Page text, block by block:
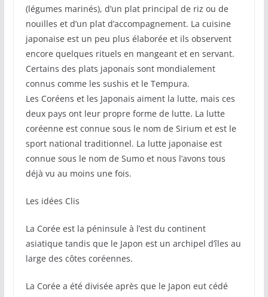
(légumes marinés), d’un plat principal de riz ou de
nouilles et d’un plat d’accompagnement. La cuisine
japonaise est un peu plus élaborée et ils observent
encore quelques rituels en mangeant et en servant.
Certains des plats japonais sont mondialement
connus comme les sushis et le Tempura.
Les Coréens et les Japonais aiment la lutte, mais ces
deux pays ont leur propre forme de lutte. La lutte
coréenne est connue sous le nom de Sirium et est le
sport national traditionnel. La lutte japonaise est
connue sous le nom de Sumo et nous l’avons tous
déjà vu au moins une fois.
Les idées Clis
La Corée est la péninsule à l’est du continent
asiatique tandis que le Japon est un archipel d’îles au
large des côtes coréennes.
La Corée a été divisée après que le Japon eut cédé